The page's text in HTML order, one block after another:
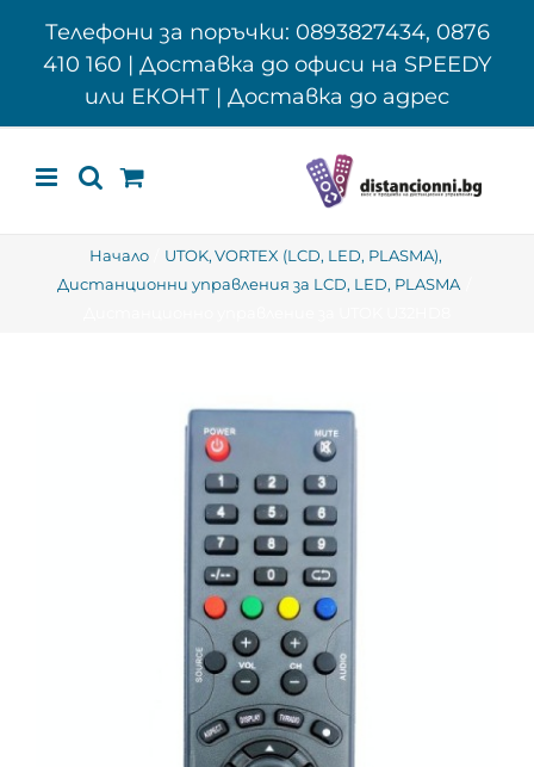
Телефони за поръчки: 0893827434, 0876
410 160 | Доставка до офиси на SPEEDY
или ЕКОНТ | Доставка до адрес
Начало UTOK VORTEX (LCD, LED, PLASMA)
Дистанционни управления за LCD, LED, PLASMA